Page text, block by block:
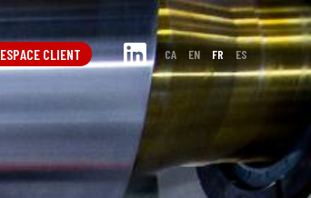
ESPACE CLIENT CA EN FR ES